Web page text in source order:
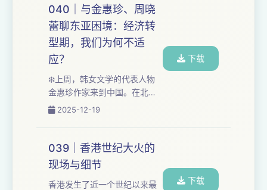
动，周晓蕾老师说：抱团取暖
的同温层，只是个体原子化的
外延，是自我的放大，共同体
的幻觉。当我们在意的仅仅是
自我欲望的投射，社会的公共
温层肢解：最重要的问题是“我
是谁”或“我是什么”，唯一的标
准是“我的感受”。 这种身份政
040｜与金惠珍、周晓
蕾聊东亚困境：经济转
型期，我们为何不适
应？
❄️上周，韩女文学的代表人物
金惠珍作家来到中国。在北京
的最后一场活动，我们的主播
师一起进行了一次对谈。很感
谢金作家的中国出版方野望能
促成这样一场活动，让我们在
下雪的冬日有了一次美好、深
刻的相聚。 本期嘉宾： 金惠
2025-12-19
下载
039｜香港世纪大火的
现场与细节
香港发生了近一个世纪以来最
下载